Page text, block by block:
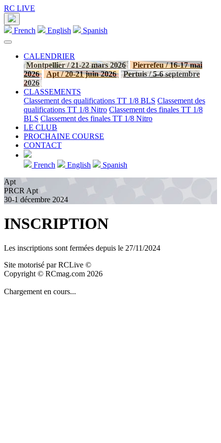
RC LIVE
French English Spanish
CALENDRIER
Montpellier / 21-22 mars 2026
Pierrefeu / 16-17 mai
2026
Apt / 20-21 juin 2026
Pertuis / 5-6 septembre
2026
CLASSEMENTS
Classement des qualifications TT 1/8 BLS Classement des
qualifications TT 1/8 Nitro Classement des finales TT 1/8
BLS Classement des finales TT 1/8 Nitro
LE CLUB
PROCHAINE COURSE
CONTACT
French English
Spanish
Apt
PRCR Apt
30-1 décembre 2024
INSCRIPTION
Les inscriptions sont fermées depuis le 27/11/2024
Site motorisé par RCLive ©
Copyright © RCmag.com 2026
Chargement en cours...